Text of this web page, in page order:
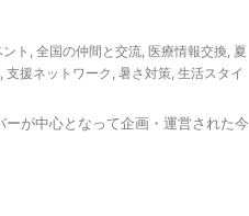
ト , 全国の仲間と交流, 医療情報交換, 夏
, 支援ネットワーク , 暑さ対策, 生活スタイ
が中心となって企画・運営された今